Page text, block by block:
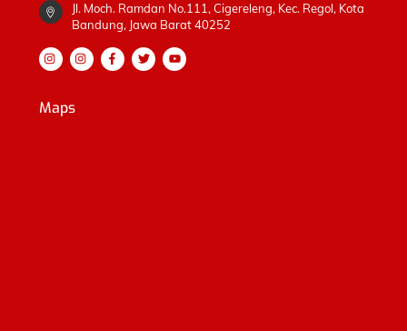
Jl. Moch. Ramdan No.111, Cigereleng, Kec. Regol, Kota
Bandung, Jawa Barat 40252
Maps